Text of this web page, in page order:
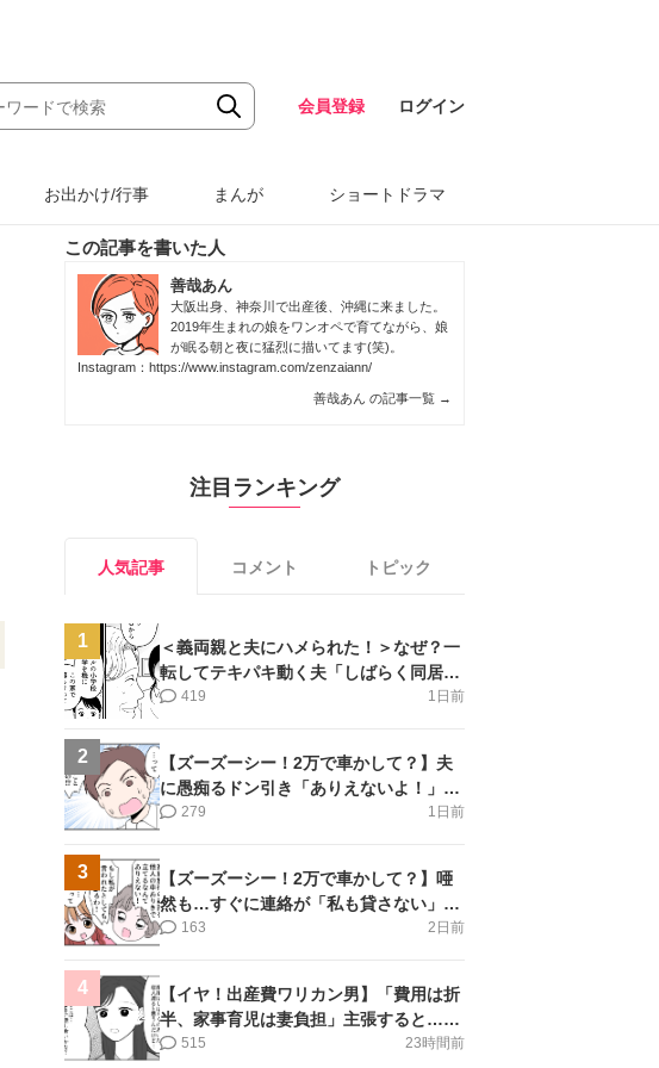
会員登録 ログイン
お出かけ/行事 まんが ショートドラマ
この記事を書いた人
善哉あん
大阪出身、神奈川で出産後、沖縄に来ました。
2019年生まれの娘をワンオペで育てながら、娘
が眠る朝と夜に猛烈に描いてます(笑)。
Instagram： https://www.instagram.com/zenzaiann/
善哉あん の記事一覧 →
注目ランキング
人気記事 コメント トピック
1
＜義両親と夫にハメられた！＞なぜ？一
転してテキパキ動く夫「しばらく同居」
提案され【第4話まんが】
1日前
419
2
【ズーズーシー！2万で車かして？】夫
に愚痴るドン引き「ありえないよ！」＜
第16話＞#4コマ母道場
1日前
279
3
【ズーズーシー！2万で車かして？】唖
然も…すぐに連絡が「私も貸さない」＜
第15話＞#4コマ母道場
2日前
163
4
【イヤ！出産費ワリカン男】「費用は折
半、家事育児は妻負担」主張すると…＜
第11話＞#4コマ母道場
23時間前
515